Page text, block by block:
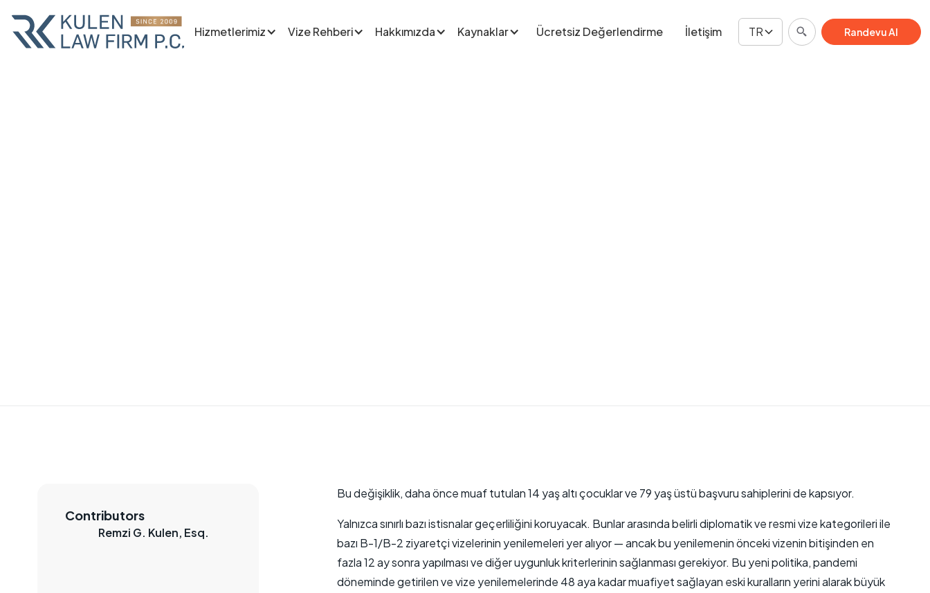
Hizmetlerimiz Vize Rehberi Hakkımızda Kaynaklar Ücretsiz Değerlendirme İletişim TR
Randevu Al
Danışma Planlayın
Contributors
Remzi G. Kulen, Esq.
Bu değişiklik, daha önce muaf tutulan 14 yaş altı çocuklar ve 79 yaş üstü başvuru sahiplerini de kapsıyor.
Yalnızca sınırlı bazı istisnalar geçerliliğini koruyacak. Bunlar arasında belirli diplomatik ve resmi vize kategorileri ile
bazı B-1/B-2 ziyaretçi vizelerinin yenilemeleri yer alıyor — ancak bu yenilemenin önceki vizenin bitişinden en
fazla 12 ay sonra yapılması ve diğer uygunluk kriterlerinin sağlanması gerekiyor. Bu yeni politika, pandemi
döneminde getirilen ve vize yenilemelerinde 48 aya kadar muafiyet sağlayan eski kuralların yerini alarak büyük